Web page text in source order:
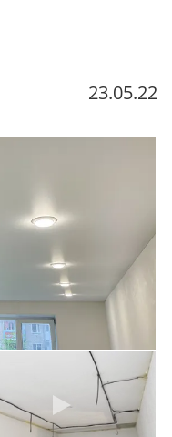
23.05.22